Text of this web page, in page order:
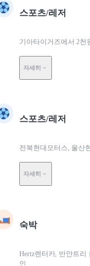
스포츠/레저
기아타이거즈에서 2천
자세히
스포츠/레저
전북현대모터스, 울산
자세히
숙박
Hertz렌터카, 반얀트
인